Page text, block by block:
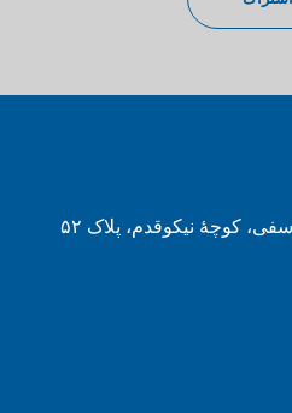
کوچۀ نیکوقدم، پلاک ۵۲